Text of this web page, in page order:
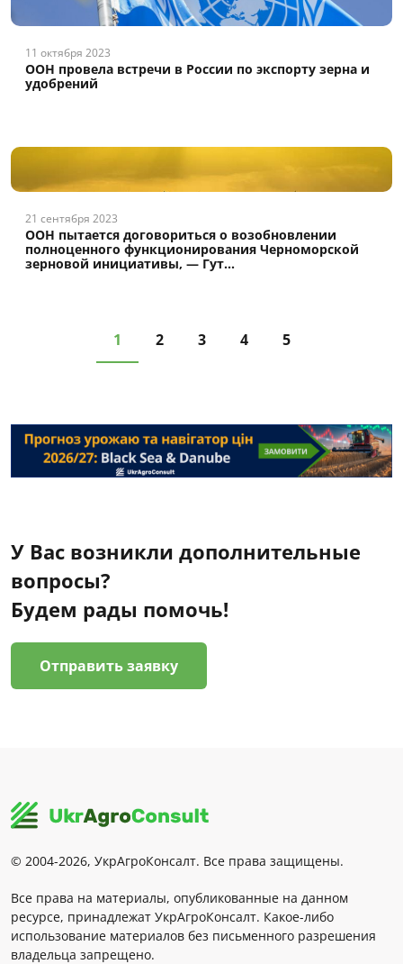
11 октября 2023
ООН провела встречи в России по экспорту зерна и
удобрений
21 сентября 2023
ООН пытается договориться о возобновлении
полноценного функционирования Черноморской
зерновой инициативы, — Гут...
1 2 3 4 5
У Вас возникли дополнительные
вопросы?
Будем рады помочь!
Отправить заявку
© 2004-2026, УкрАгроКонсалт. Все права защищены.
Все права на материалы, опубликованные на данном
ресурсе, принадлежат УкрАгроКонсалт. Какое-либо
использование материалов без письменного разрешения
владельца запрещено.